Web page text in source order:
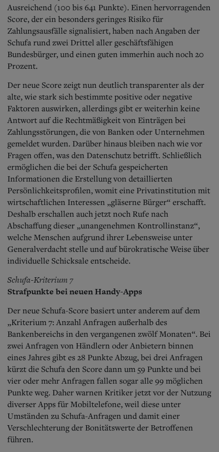
Ausreichend (100 bis 641 Punkte). Einen hervorragenden
Score, der ein besonders geringes Risiko für
Zahlungsausfälle signalisiert, haben nach Angaben der
Schufa rund zwei Drittel aller geschäftsfähigen
Bundesbürger, und einen guten immerhin auch noch 20
Prozent.
Der neue Score zeigt nun deutlich transparenter als der
alte, wie stark sich bestimmte positive oder negative
Faktoren auswirken, allerdings gibt er weiterhin keine
Antwort auf die Rechtmäßigkeit von Einträgen bei
Zahlungsstörungen, die von Banken oder Unternehmen
gemeldet wurden. Darüber hinaus bleiben nach wie vor
Fragen offen, was den Datenschutz betrifft. Schließlich
ermöglichen die bei der Schufa gespeicherten
Informationen die Erstellung von detaillierten
Persönlichkeitsprofilen, womit eine Privatinstitution mit
wirtschaftlichen Interessen „gläserne Bürger“ erschafft.
Deshalb erschallen auch jetzt noch Rufe nach
Abschaffung dieser „unangenehmen Kontrollinstanz“,
welche Menschen aufgrund ihrer Lebensweise unter
Generalverdacht stelle und auf bürokratische Weise über
individuelle Schicksale entscheide.
Schufa-Kriterium 7
Strafpunkte bei neuen Handy-Apps
Der neue Schufa-Score basiert unter anderem auf dem
„Kriterium 7: Anzahl Anfragen außerhalb des
Bankenbereichs in den vergangenen zwölf Monaten“. Bei
zwei Anfragen von Händlern oder Anbietern binnen
eines Jahres gibt es 28 Punkte Abzug, bei drei Anfragen
kürzt die Schufa den Score dann um 59 Punkte und bei
vier oder mehr Anfragen fallen sogar alle 99 möglichen
Punkte weg. Daher warnen Kritiker jetzt vor der Nutzung
diverser Apps für Mobiltelefone, weil diese unter
Umständen zu Schufa-Anfragen und damit einer
Verschlechterung der Bonitätswerte der Betroffenen
führen.